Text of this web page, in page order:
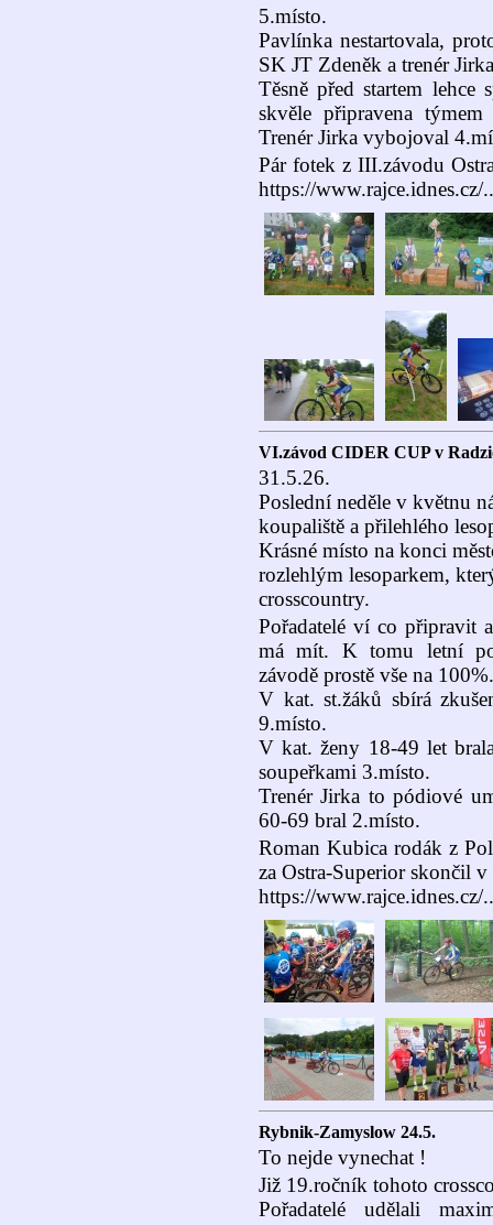
5.místo.
Pavlínka nestartovala,
SK JT Zdeněk a trenér
Těsně před startem
skvěle připravena
Trenér Jirka vybojoval
Pár fotek z III.závodu
https://
VI.závod CIDER CUP v
31.5.26.
Poslední neděle v květnu
koupaliště a přilehlého
Krásné místo na konci
rozlehlým lesoparkem,
crosscountry.
Pořadatelé ví co připravit
má mít. K tomu letní
závodě prostě vše na 100%.
V kat. st.žáků sbírá
9.místo.
V kat. ženy 18-49 let
soupeřkami 3.místo.
Trenér Jirka to pódiové
60-69 bral 2.místo.
Roman Kubica rodák z
za Ostra-Superior skončil
https://
Rybnik-Zamyslow 24.5.
To nejde vynechat !
Již 19.ročník tohoto
Pořadatelé udělali